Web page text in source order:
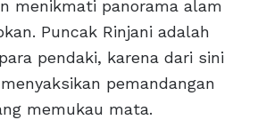
menikmati panorama alam
Puncak Rinjani adalah
pendaki, karena dari sini
pemandangan
memukau mata.